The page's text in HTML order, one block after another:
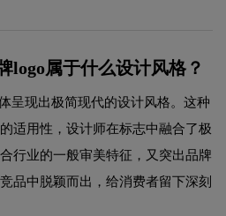
logo属于什么设计风格？
呈现出极简现代的设计风格。这种
适用性，设计师在标志中融合了极
行业的一般审美特征，又突出品牌
品中脱颖而出，给消费者留下深刻